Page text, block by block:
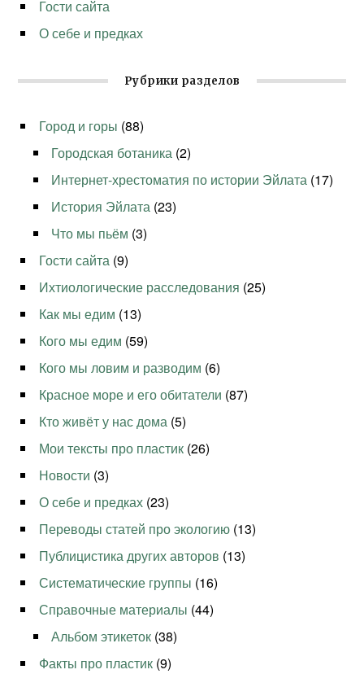
Гости сайта
О себе и предках
Рубрики разделов
Город и горы (88)
Городская ботаника (2)
Интернет-хрестоматия по истории Эйлата (17)
История Эйлата (23)
Что мы пьём (3)
Гости сайта (9)
Ихтиологические расследования (25)
Как мы едим (13)
Кого мы едим (59)
Кого мы ловим и разводим (6)
Красное море и его обитатели (87)
Кто живёт у нас дома (5)
Мои тексты про пластик (26)
Новости (3)
О себе и предках (23)
Переводы статей про экологию (13)
Публицистика других авторов (13)
Систематические группы (16)
Справочные материалы (44)
Альбом этикеток (38)
Факты про пластик (9)